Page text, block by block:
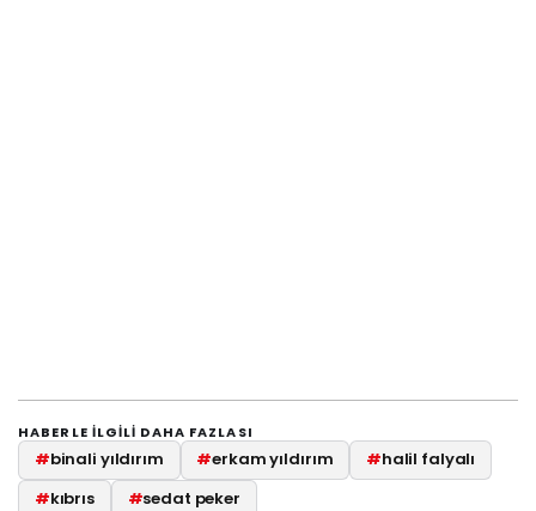
HABERLE ILGILI DAHA FAZLASI
#binali yıldırım #erkam yıldırım #halil falyalı
#kıbrıs #sedat peker